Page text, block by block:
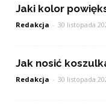
Jaki kolor
Redakcja - 30 listopada
Jak nosić
Redakcja - 30 listopada